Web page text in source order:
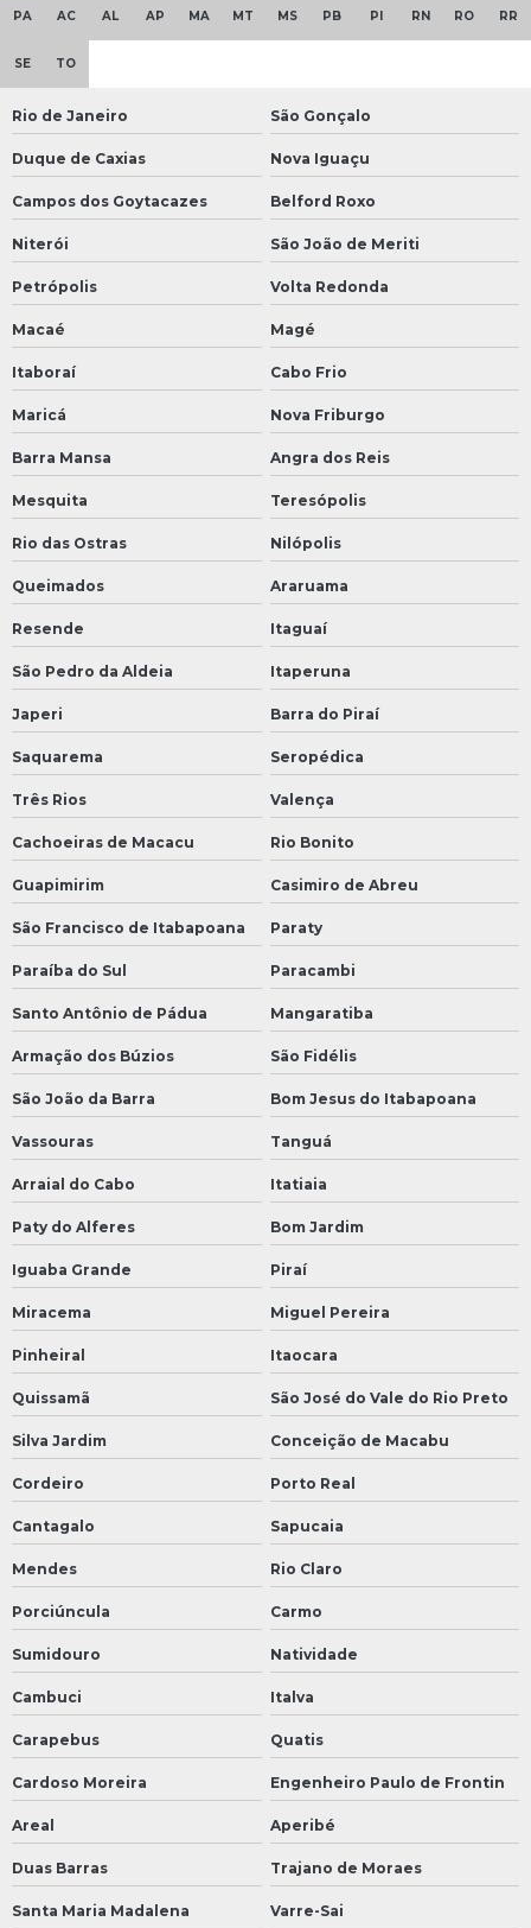
PA AC AL AP MA MT MS PB PI RN RO RR
SE TO
Rio de Janeiro São Gonçalo
Duque de Caxias Nova Iguaçu
Campos dos Goytacazes Belford Roxo
Niterói São João de Meriti
Petrópolis Volta Redonda
Macaé Magé
Itaboraí Cabo Frio
Maricá Nova Friburgo
Barra Mansa Angra dos Reis
Mesquita Teresópolis
Rio das Ostras Nilópolis
Queimados Araruama
Resende Itaguaí
São Pedro da Aldeia Itaperuna
Japeri Barra do Piraí
Saquarema Seropédica
Três Rios Valença
Cachoeiras de Macacu Rio Bonito
Guapimirim Casimiro de Abreu
São Francisco de Itabapoana Paraty
Paraíba do Sul Paracambi
Santo Antônio de Pádua Mangaratiba
Armação dos Búzios São Fidélis
São João da Barra Bom Jesus do Itabapoana
Vassouras Tanguá
Arraial do Cabo Itatiaia
Paty do Alferes Bom Jardim
Iguaba Grande Piraí
Miracema Miguel Pereira
Pinheiral Itaocara
Quissamã São José do Vale do Rio Preto
Silva Jardim Conceição de Macabu
Cordeiro Porto Real
Cantagalo Sapucaia
Mendes Rio Claro
Porciúncula Carmo
Sumidouro Natividade
Cambuci Italva
Carapebus Quatis
Cardoso Moreira Engenheiro Paulo de Frontin
Areal Aperibé
Duas Barras Trajano de Moraes
Santa Maria Madalena Varre-Sai